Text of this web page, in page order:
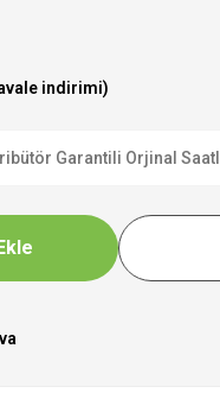
indirimi)
Garantili Orjinal